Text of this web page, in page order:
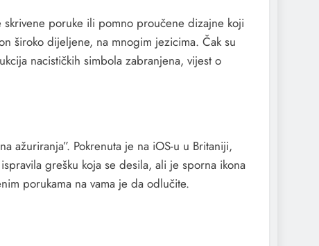
poruke ili pomno proučene dizajne koji
široko dijeljene, na mnogim jezicima. Čak su
nacističkih simbola zabranjena, vijest o
ažuriranja”. Pokrenuta je na iOS-u u Britaniji,
grešku koja se desila, ali je sporna ikona
porukama na vama je da odlučite.